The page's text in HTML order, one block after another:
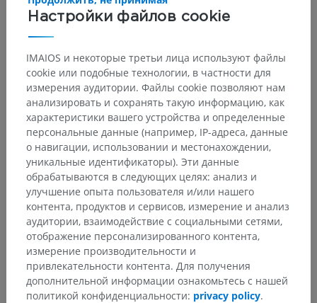
Настройки файлов cookie
IMAIOS и некоторые третьи лица используют файлы
cookie или подобные технологии, в частности для
измерения аудитории. Файлы cookie позволяют нам
анализировать и сохранять такую информацию, как
характеристики вашего устройства и определенные
персональные данные (например, IP-адреса, данные
о навигации, использовании и местонахождении,
уникальные идентификаторы). Эти данные
обрабатываются в следующих целях: анализ и
улучшение опыта пользователя и/или нашего
контента, продуктов и сервисов, измерение и анализ
аудитории, взаимодействие с социальными сетями,
отображение персонализированного контента,
измерение производительности и
привлекательности контента. Для получения
дополнительной информации ознакомьтесь с нашей
политикой конфиденциальности: privacy policy.